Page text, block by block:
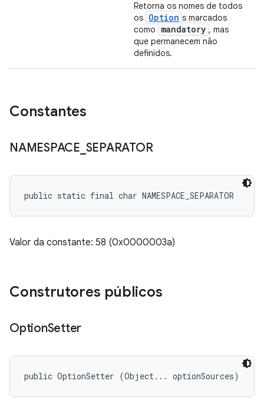
Retorna os nomes de todos
os Option s marcados
como
mandatory , mas
que permanecem não
definidos.
Constantes
NAMESPACE SEPARATOR
public static final char NAMESPACE_SEPARATOR
Valor da constante: 58 (0x0000003a)
Construtores públicos
OptionSetter
public OptionSetter (Object... optionSources)